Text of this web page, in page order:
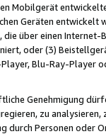
Mobilgerät
Geräten
über einen
oder (3)
Blu-Ray-Player
Genehmigung
zu
durch Personen